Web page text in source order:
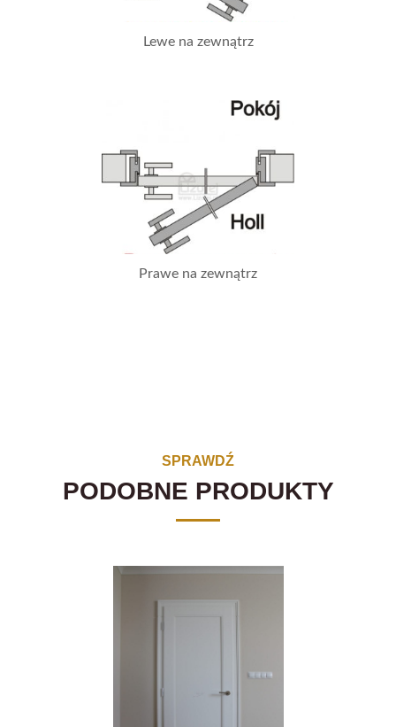
Lewe na zewnątrz
Prawe na zewnątrz
SPRAWDŹ
PODOBNE PRODUKTY